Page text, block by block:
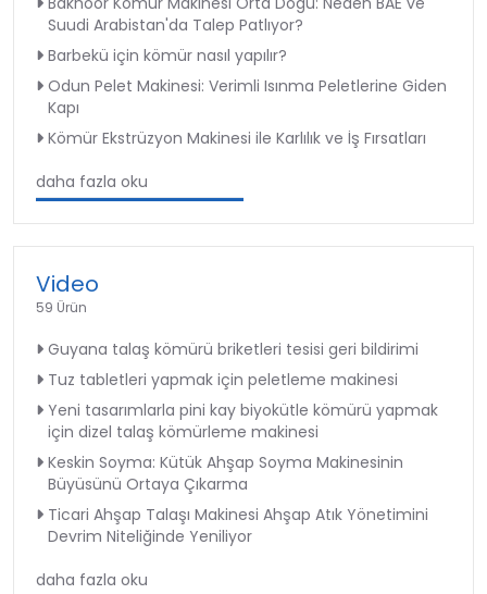
Suudi Arabistan'da Talep Patlıyor?
Barbekü için kömür nasıl yapılır?
Odun Pelet Makinesi: Verimli Isınma Peletlerine Giden
Kapı
Kömür Ekstrüzyon Makinesi ile Karlılık ve İş Fırsatları
daha fazla oku
Video
59 Ürün
Guyana talaş kömürü briketleri tesisi geri bildirimi
Tuz tabletleri yapmak için peletleme makinesi
Yeni tasarımlarla pini kay biyokütle kömürü yapmak
için dizel talaş kömürleme makinesi
Keskin Soyma: Kütük Ahşap Soyma Makinesinin
Büyüsünü Ortaya Çıkarma
Ticari Ahşap Talaşı Makinesi Ahşap Atık Yönetimini
Devrim Niteliğinde Yeniliyor
daha fazla oku